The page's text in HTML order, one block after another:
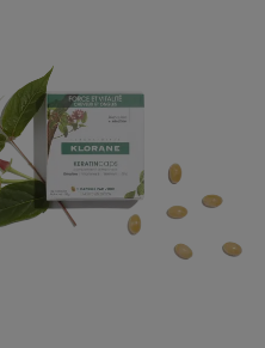
Alimentar